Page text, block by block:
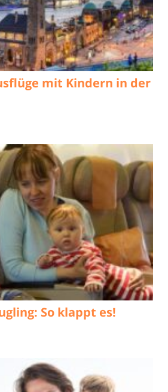
mit Kindern in der
So klappt es!